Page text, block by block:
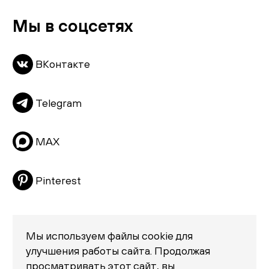
Скачать каталог
Комоды
Пуфы и банкетки
Подушки
Матрасы
Распродажа
Мы в соцсетях
ВКонтакте
Telegram
MAX
Pinterest
Мы используем файлы cookie для
улучшения работы сайта. Продолжая
просматривать этот сайт, вы